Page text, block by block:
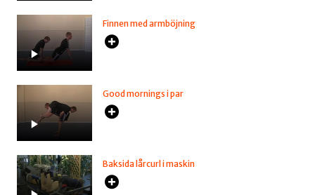
Finnen med armböjning
Good mornings i par
Baksida lårcurl i maskin